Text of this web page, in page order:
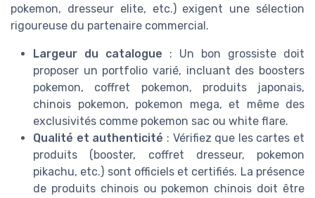
pokemon, dresseur elite, etc.) exigent une sélection
rigoureuse du partenaire commercial.
Largeur du catalogue : Un bon grossiste doit
proposer un portfolio varié, incluant des boosters
pokemon, coffret pokemon, produits japonais,
chinois pokemon, pokemon mega, et même des
exclusivités comme pokemon sac ou white flare.
Qualité et authenticité : Vérifiez que les cartes et
produits (booster, coffret dresseur, pokemon
pikachu, etc.) sont officiels et certifiés. La présence
de produits chinois ou pokemon chinois doit être